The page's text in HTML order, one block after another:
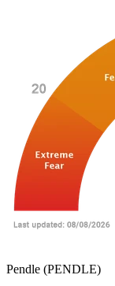
Pendle (PENDLE)